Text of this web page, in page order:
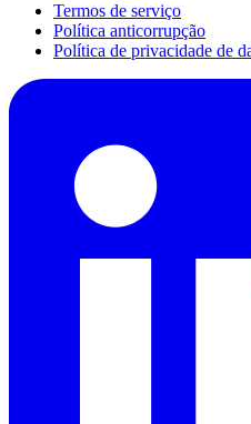
Termos de serviço
Política anticorrupção
Política de privacidade de